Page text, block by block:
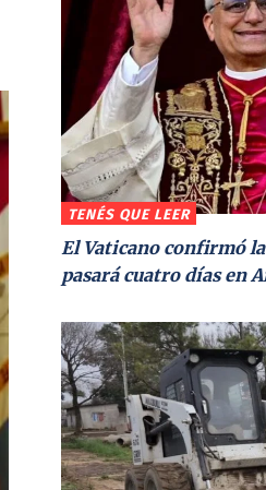
TENÉS QUE LEER
El Vaticano confirmó
pasará cuatro días en